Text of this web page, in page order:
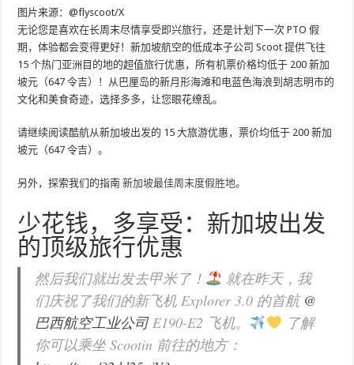
图片来源：@flyscoot/X
无论您是喜欢在长周末尽情享受即兴旅行，还是计划下一次 PTO 假
期，体验都会变得更好！新加坡航空的低成本子公司 Scoot 提供飞往
15 个热门亚洲目的地的超值旅行优惠，所有机票价格均低于 200 新加
坡元（647 令吉）！从巴厘岛的新月形海滩和电蓝色海浪到胡志明市的
文化和美食奇迹，选择多多，让您眼花缭乱。
请继续阅读酷航从新加坡出发的 15 大旅游优惠，票价均低于 200 新加
坡元（647 令吉）。
另外，探索我们的指南新加坡最佳周末度假胜地。
少花钱，多享受：新加坡出发
的顶级旅行优惠
然后我们就出发去甲米了！
就在昨天，我
们庆祝了我们的新飞机 Explorer 3.0 的首航 @
巴西航空工业公司E190-E2 飞机。
了解
你可以乘坐 Scootin 前往的地方：